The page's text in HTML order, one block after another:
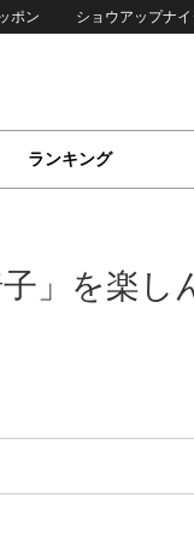
ポン ショウアップナイ
ランキング
」を楽し